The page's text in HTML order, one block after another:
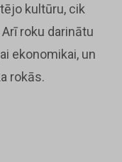
kultūru, cik
roku darinātu
ekonomikai, un
rokās.